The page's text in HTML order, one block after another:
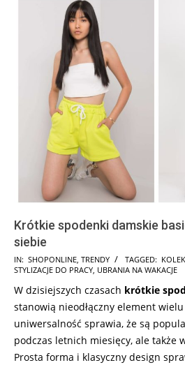
Krótkie spodenki damskie
siebie
2025-
03-
12
IN: SHOPONLINE, TRENDY TAGGED:
STYLIZACJE DO PRACY, UBRANIA NA WAKACJE
W dzisiejszych czasach krótkie
stanowią nieodłączny element
uniwersalność sprawia, że są
podczas letnich miesięcy, ale także
Prosta forma i klasyczny design